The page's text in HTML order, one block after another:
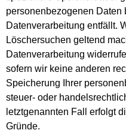
personenbezogenen Daten
Datenverarbeitung entfällt.
Löschersuchen geltend
Datenverarbeitung
sofern wir keine anderen
Speicherung Ihrer
steuer- oder
letztgenannten Fall erfolgt
Gründe.